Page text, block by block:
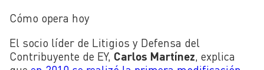
Cómo opera hoy
El socio líder de Litigios y Defensa del
Contribuyente de EY, Carlos Martínez, explica